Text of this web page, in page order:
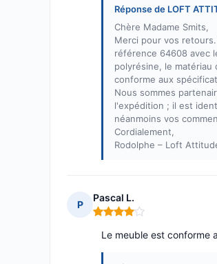
Réponse de LOFT
Chère Madame Smits,
Merci pour vos
référence 64608 avec
polyrésine, le
conforme aux
Nous sommes
l'expédition ; il est
néanmoins vos
Cordialement,
Rodolphe – Loft
P
Pascal L.
Note : 4 sur 5
Le meuble est conforme